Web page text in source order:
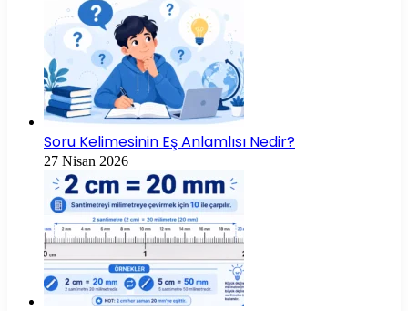
Soru Kelimesinin Eş Anlamlısı Nedir?
27 Nisan 2026